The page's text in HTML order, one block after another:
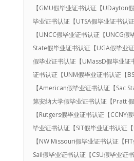
【GMU假毕业证书认证【UDayton
毕业证书认证【UTSA假毕业证书认
【UNCC假毕业证书认证【UNCG假
State假毕业证书认证【UGA假毕业
假毕业证书认证【UMassD假毕业证
证书认证【UNM假毕业证书认证【
【American假毕业证书认证【Sac
第安纳大学假毕业证书认证【Pratt
【Rutgers假毕业证书认证【CCNY
毕业证书认证【SIT假毕业证书认证
【NW Missouri假毕业证书认证【
Sail假毕业证书认证【CSU假毕业证